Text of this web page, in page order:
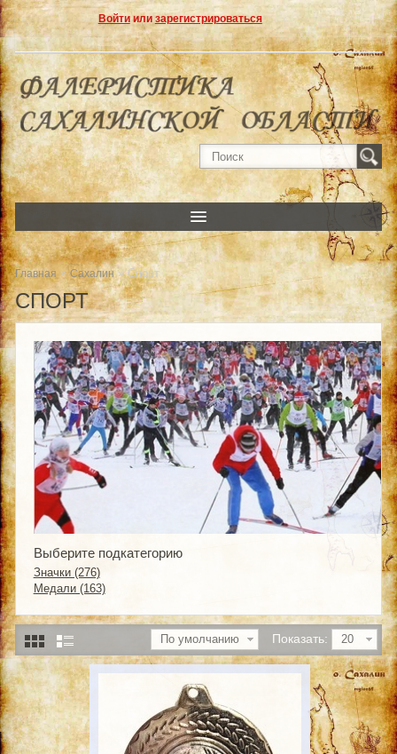
Войтиили зарегистрироваться
Главная » Сахалин» Спорт
СПОРТ
Выберите подкатегорию
Значки (276)
Медали (163)
Показать: 20
По умолчанию